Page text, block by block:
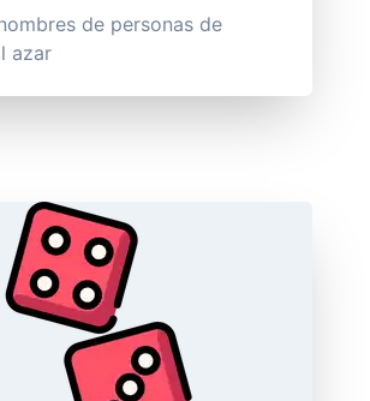
de personas de
azar